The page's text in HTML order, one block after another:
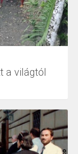
a világtól